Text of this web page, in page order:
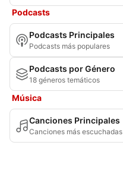
Podcasts
Podcasts Principales
Podcasts más populares
Podcasts por Género
18 géneros temáticos
Música
Canciones Principales
Canciones más escuchadas